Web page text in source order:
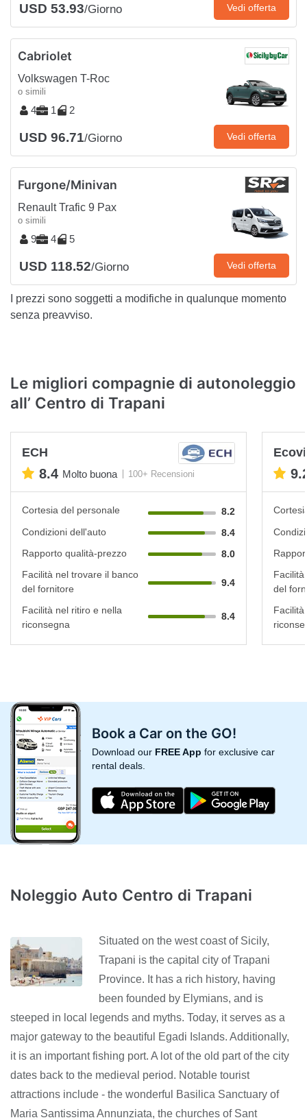
USD 53.93/Giorno Vedi offerta
Cabriolet
Volkswagen T-Roc
o simili
4 1 2
USD 96.71/Giorno Vedi offerta
Furgone/Minivan
Renault Trafic 9 Pax
o simili
9 4 5
USD 118.52/Giorno Vedi offerta
I prezzi sono soggetti a modifiche in qualunque momento
senza preavviso.
Le migliori compagnie di autonoleggio
all’ Centro di Trapani
ECH
8.4 Molto buona 100+ Recensioni
Cortesia del personale
8.2
Condizioni dell'auto
8.4
Rapporto qualità-prezzo
8.0
Facilità nel trovare il banco
del fornitore
9.4
Facilità nel ritiro e nella
riconsegna
8.4
del
Book a Car on the GO!
Download our FREE App for exclusive car
rental deals.
Noleggio Auto Centro di Trapani
Situated on the west coast of Sicily,
Trapani is the capital city of Trapani
Province. It has a rich history, having
been founded by Elymians, and is
steeped in local legends and myths. Today, it serves as a
major gateway to the beautiful Egadi Islands. Additionally,
it is an important fishing port. A lot of the old part of the city
dates back to the medieval period. Notable tourist
attractions include - the wonderful Basilica Sanctuary of
Maria Santissima Annunziata, the churches of Sant